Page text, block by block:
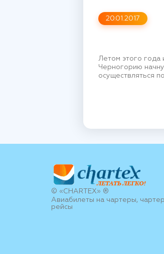
20.01.2017
Летом этого года
Черногорию
осуществляться
© «CHARTEX» ®
Авиабилеты на чартеры,
рейсы